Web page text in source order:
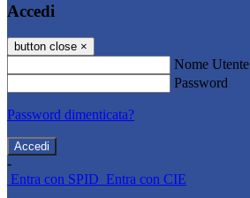
Accedi
button close ×
Nome Utente
Password
Password dimenticata?
-
Entra con SPID Entra con CIE